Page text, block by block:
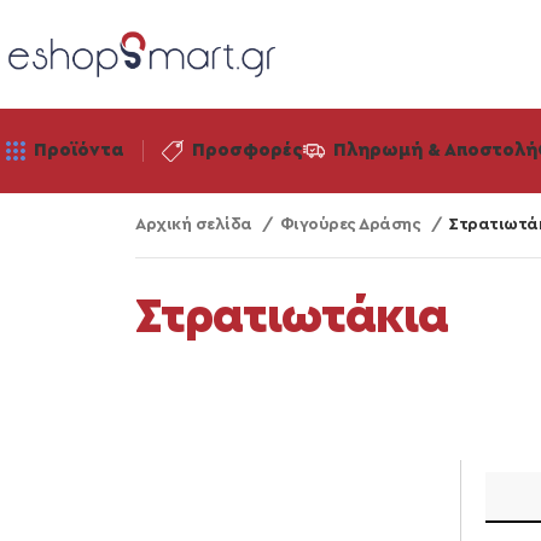
Προϊόντα Προσφορές Πληρωμή & Αποστολή
Αρχική σελίδα Φιγούρες Δράσης
Στρατιωτάκια